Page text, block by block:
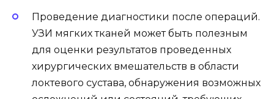
Проведение диагностики после операций.
УЗИ мягких тканей может быть полезным
для оценки результатов проведенных
хирургических вмешательств в области
локтевого сустава, обнаружения возможных